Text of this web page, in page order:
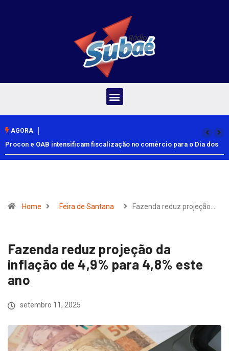
AGORA
Procon e OAB intensificam fiscalização no comércio para o Dia dos
Pais
Home Feira de Santana Fazenda reduz projeção…
Fazenda reduz projeção da
inflação de 4,9% para 4,8% este
ano
setembro 11, 2025